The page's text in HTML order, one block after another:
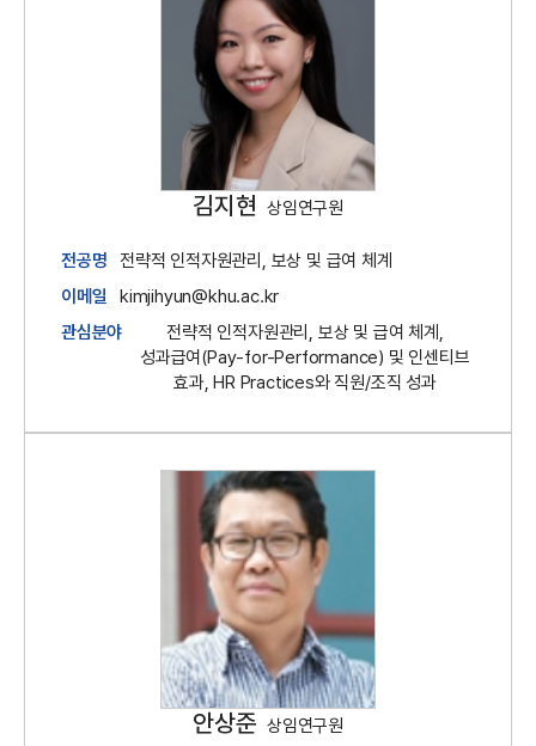
김지현 상임연구원
전공명
전략적 인적자원관리, 보상 및 급여 체계
이메일
kimjihyun@khu.ac.kr
관심분야
전략적 인적자원관리, 보상 및 급여 체계,
성과급여(Pay-for-Performance) 및 인센티브
효과, HR Practices와 직원/조직 성과
안상준 상임연구원